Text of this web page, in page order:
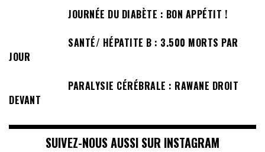
JOURNÉE DU DIABÈTE : BON APPÉTIT !
SANTÉ/ HÉPATITE B : 3.500 MORTS PAR
JOUR
PARALYSIE CÉRÉBRALE : RAWANE DROIT
DEVANT
SUIVEZ-NOUS AUSSI SUR INSTAGRAM